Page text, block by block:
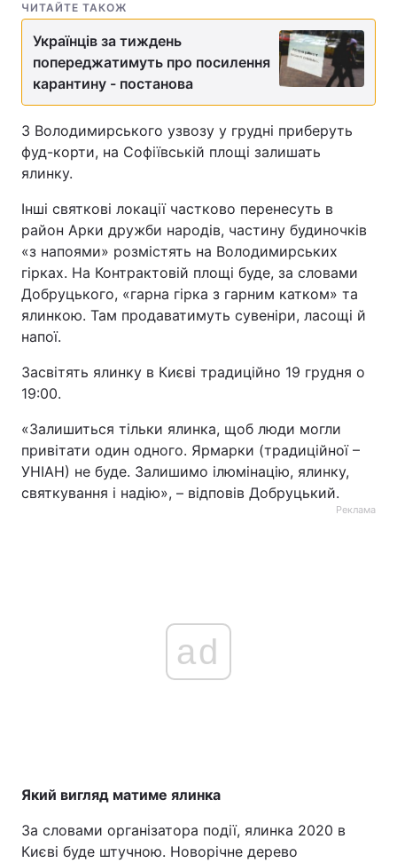
ЧИТАЙТЕ ТАКОЖ
Українців за тиждень
попереджатимуть про посилення
карантину - постанова
З Володимирського узвозу у грудні приберуть
фуд-корти, на Софіївській площі залишать
ялинку.
Інші святкові локації частково перенесуть в
район Арки дружби народів, частину будиночків
«з напоями» розмістять на Володимирських
гірках. На Контрактовій площі буде, за словами
Добруцького, «гарна гірка з гарним катком» та
ялинкою. Там продаватимуть сувеніри, ласощі й
напої.
Засвітять ялинку в Києві традиційно 19 грудня о
19:00.
«Залишиться тільки ялинка, щоб люди могли
привітати один одного. Ярмарки (традиційної –
УНІАН) не буде. Залишимо ілюмінацію, ялинку,
святкування і надію», – відповів Добруцький.
Реклама
ad
Який вигляд матиме ялинка
За словами організатора події, ялинка 2020 в
Києві буде штучною. Новорічне дерево